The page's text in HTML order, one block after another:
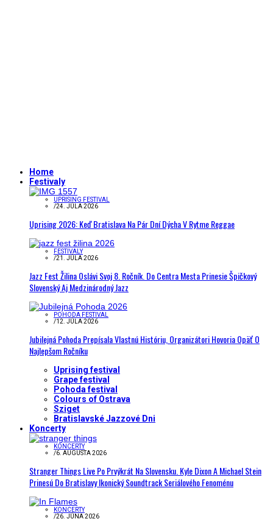
Home
Festivaly
UPRISING FESTIVAL
/24. JÚLA 2026
Uprising 2026: Keď Bratislava Na Pár Dní Dýcha V Rytme Reggae
FESTIVALY
/21. JÚLA 2026
Jazz Fest Žilina Oslávi Svoj 8. Ročník. Do Centra Mesta Prinesie Špičkový
Slovenský Aj Medzinárodný Jazz
POHODA FESTIVAL
/12. JÚLA 2026
Jubilejná Pohoda Prepísala Vlastnú Históriu, Organizátori Hovoria Opäť O
Najlepšom Ročníku
Uprising festival
Grape festival
Pohoda festival
Colours of Ostrava
Sziget
Bratislavské Jazzové Dni
Koncerty
KONCERTY
/6. AUGUSTA 2026
Stranger Things Live Po Prvýkrát Na Slovensku. Kyle Dixon A Michael Stein
Prinesú Do Bratislavy Ikonický Soundtrack Seriálového Fenoménu
KONCERTY
/26. JÚNA 2026